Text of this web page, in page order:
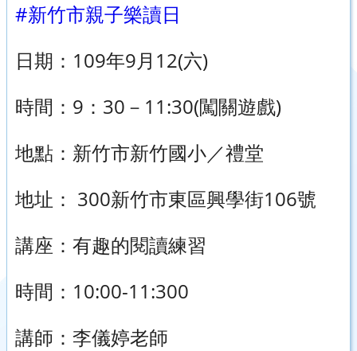
#新竹市親子樂讀日
日期：109年9月12(六)
時間：9：30－11:30(闖關遊戲)
地點：新竹市新竹國小／禮堂
地址： 300新竹市東區興學街106號
講座：有趣的閱讀練習
時間：10:00-11:300
講師：李儀婷老師